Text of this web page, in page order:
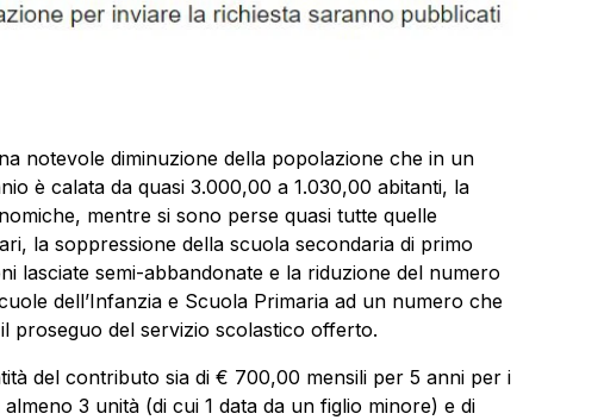
notevole diminuzione della popolazione che in un
è calata da quasi 3.000,00 a 1.030,00 abitanti, la
mentre si sono perse quasi tutte quelle
la soppressione della scuola secondaria di primo
lasciate semi-abbandonate e la riduzione del numero
dell’Infanzia e Scuola Primaria ad un numero che
proseguo del servizio scolastico offerto.
del contributo sia di € 700,00 mensili per 5 anni per i
3 unità (di cui 1 data da un figlio minore) e di